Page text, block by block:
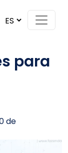
para
de